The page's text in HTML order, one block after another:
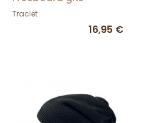
Traclet
16,95 €